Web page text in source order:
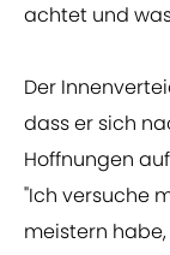
achtet und
Der
dass er sich
Hoffnungen
"Ich versuche
meistern